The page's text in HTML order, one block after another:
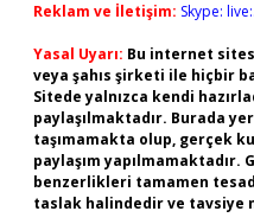
Reklam ve İletişim: Skype:
Yasal Uyarı: Bu internet
veya şahıs şirketi ile hiçbir
Sitede yalnızca kendi
paylaşılmaktadır. Burada
taşımamakta olup, gerçek
paylaşım
benzerlikleri tamamen
taslak halindedir ve tavsiye